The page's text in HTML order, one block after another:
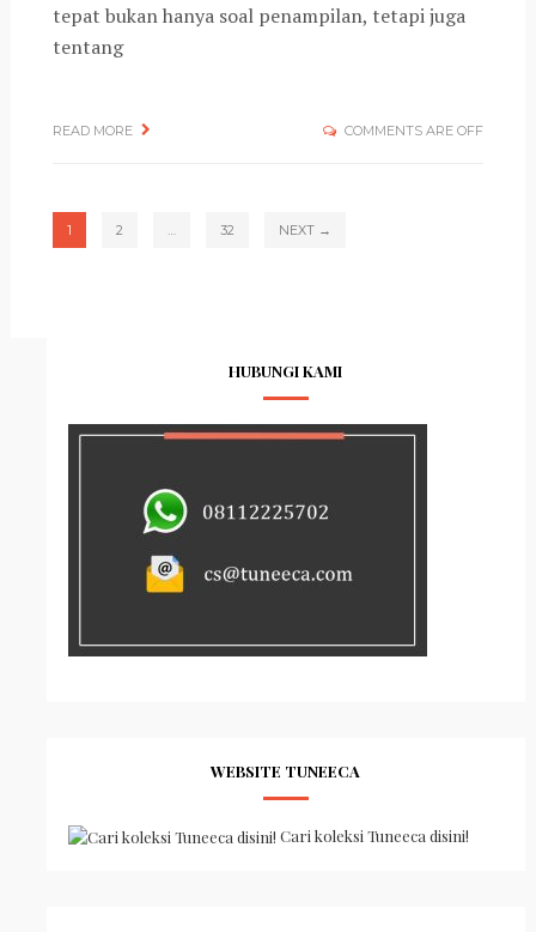
tepat bukan hanya soal penampilan, tetapi juga
tentang
READ MORE COMMENTS ARE OFF
1 2 … 32 NEXT →
HUBUNGI KAMI
WEBSITE TUNEECA
Cari koleksi Tuneeca disini!